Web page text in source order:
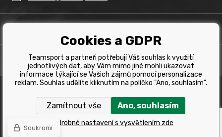
Obchodní podmínky
Splátkový prodej
Reklamace
Tabulka velikostí kol
Tabulka velikostí oblečení
Výběr správného kola
PRODEJNA
Team Sport - Tomáš Binar
Dlouhá 1228/44C
Havířov
Copyright © 2019 Team Sport Havířov. Všechna pravá
vyhrazena.
Internetové obchody
www stránky
Cookies a GDPR
Teamsport a partneři potřebují Váš souhlas k využití
jednotlivých dat, aby Vám mimo jiné mohli ukazovat
informace týkající se Vašich zájmů pomocí personalizace
reklam. Souhlas udělíte kliknutím na políčko "Ano, souhlasím".
Zamítnout vše Ano, souhlasím
Podrobné nastavení s vysvětlením zde
Soukromí